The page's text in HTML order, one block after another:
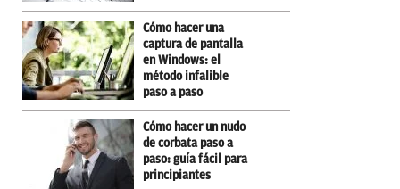
Cómo hacer una
captura de pantalla
en Windows: el
método infalible
paso a paso
Cómo hacer un nudo
de corbata paso a
paso: guía fácil para
principiantes